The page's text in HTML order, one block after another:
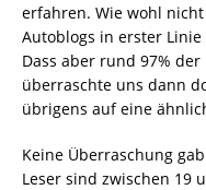
erfahren. Wie wohl
Autoblogs in erster
Dass aber rund 97%
überraschte uns dann
übrigens auf eine
Keine Überraschung
Leser sind zwischen 19